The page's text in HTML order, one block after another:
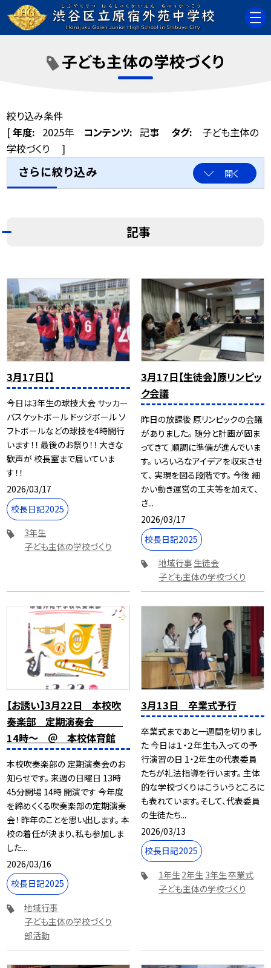
子ども主体の学校づくり
絞り込み条件
[年度: 2025年 コンテンツ: 記事 タグ:
子ども主体の
学校づくり
]
さらに絞り込み 開く
記事
3月17日【】
今日は3年生の球技大会 サッカー
バスケットボール ドッジボール ソ
フトボールなどの球技を4時間行
います！！ 最後のお祭り！！ 大きな
歓声が 校長室まで届いていま
す！！
2026/03/17
校長日記2025
3年生
子ども主体の学校づくり
3月17日【生徒会】原リンピッ
ク会議
昨日の放課後 原リンピックの会議
がありました。 随分と計画が固ま
ってきて 順調に準備が進んでいま
す。 いろいろなアイデアを収束させ
て、 実現を図る段階です。 今後 細
かい動き運営の工夫等を加えて、
さ...
2026/03/17
校長日記2025
地域行事 生徒会
子ども主体の学校づくり
【お誘い】3月22日 本校吹
奏楽部 定期演奏会
14時～ ＠ 本校体育館
本校吹奏楽部の 定期演奏会のお
知らせです。 来週の日曜日 13時
45分開場 14時 開演です 今年度
を締めくくる吹奏楽部の定期演奏
会！ 昨年のことを思い出します。 本
校の着任が決まり、私も参加しま
した...
2026/03/16
校長日記2025
地域行事
子ども主体の学校づくり
部活動
3月13日 卒業式予行
卒業式まであと一週間を切りまし
た 今日は１・２年生も入っての予
行演習の日 1・2年生の代表委員
たちが礼法指導を行います。 主体
的な学校づくりはこういうところに
も表れています。そして、代表委員
の生徒たち...
2026/03/13
校長日記2025
1年生2年生 3年生卒業式
子ども主体の学校づくり